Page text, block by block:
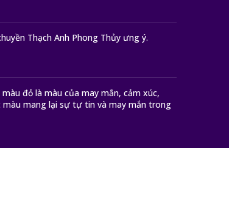
Thạch Anh Phong Thủy ưng ý.
đỏ là màu của may mắn, cảm xúc,
mang lại sự tự tin và may mắn trong